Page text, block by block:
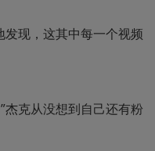
现，这其中每一个视频
克从没想到自己还有粉